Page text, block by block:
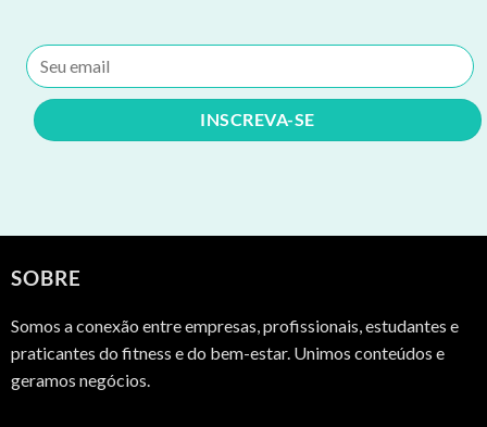
SOBRE
Somos a conexão entre empresas, profissionais, estudantes e
praticantes do fitness e do bem-estar. Unimos conteúdos e
geramos negócios.